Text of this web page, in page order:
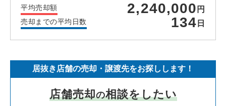
平均売却額 2,240,000 円
売却までの平均日数 134 日
居抜き店舗の売却・譲渡先をお探しします！
店舗売却の相談をしたい